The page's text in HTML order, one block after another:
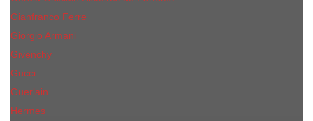
Gianfranco Ferre
Giorgio Armani
Givenchy
Gucci
Guerlain
Hermes